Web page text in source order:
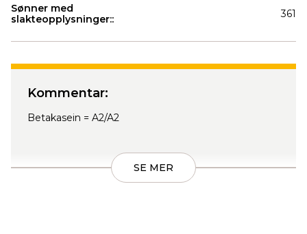
Sønner med
slakteopplysninger::
361
Produkter
Kommentar:
Betakasein = A2/A2
SE MER